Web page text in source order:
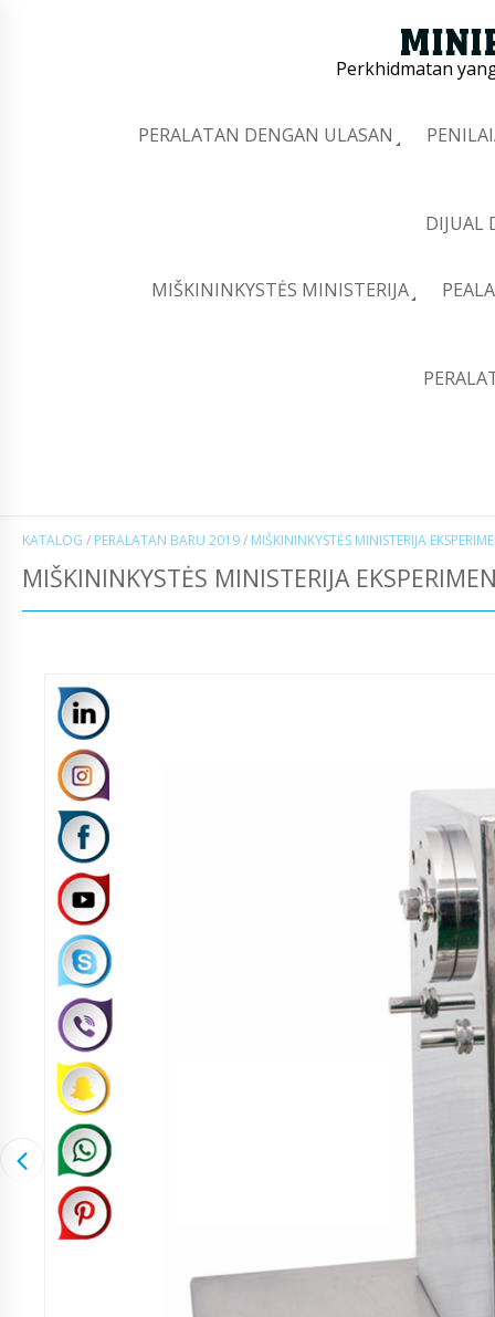
Perkhidmatan
PERALATAN DENGAN ULASAN
DIJUAL
MIŠKININKYSTĖS MINISTERIJA
KATALOG / PERALATAN BARU 2019/ MIŠKININKYSTĖS MINISTERIJA
MIŠKININKYSTĖS MINISTERIJA